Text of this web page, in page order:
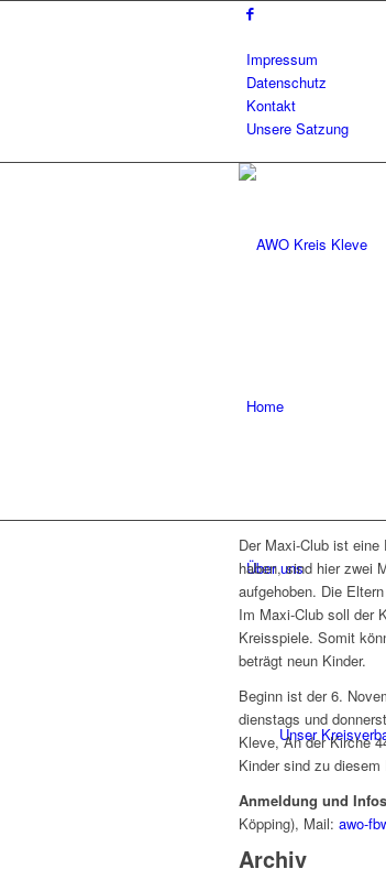
Impressum
Datenschutz
Kontakt
Unsere Satzung
Home
Über uns
Unser
Der Maxi-Club ist eine
haben, sind hier zwei
aufgehoben. Die
Im Maxi-Club soll der
Kreisspiele. Somit
beträgt neun Kinder.
Beginn ist der 6.
dienstags und
Kleve, An der Kirche
Kinder sind zu diesem
Anmeldung und Infos
Köpping), Mail: awo-
Archiv